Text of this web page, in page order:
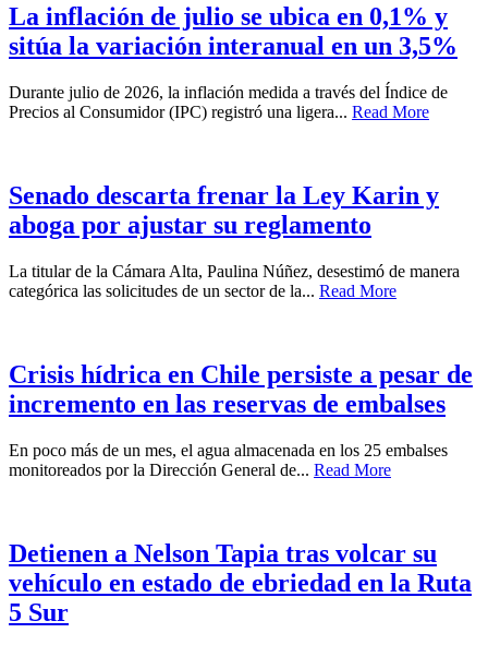
La inflación de julio se ubica en 0,1% y
sitúa la variación interanual en un 3,5%
Durante julio de 2026, la inflación medida a través del Índice de
Precios al Consumidor (IPC) registró una ligera... Read More
Senado descarta frenar la Ley Karin y
aboga por ajustar su reglamento
La titular de la Cámara Alta, Paulina Núñez, desestimó de manera
categórica las solicitudes de un sector de la... Read More
Crisis hídrica en Chile persiste a pesar de
incremento en las reservas de embalses
En poco más de un mes, el agua almacenada en los 25 embalses
monitoreados por la Dirección General de... Read More
Detienen a Nelson Tapia tras volcar su
vehículo en estado de ebriedad en la Ruta
5 Sur